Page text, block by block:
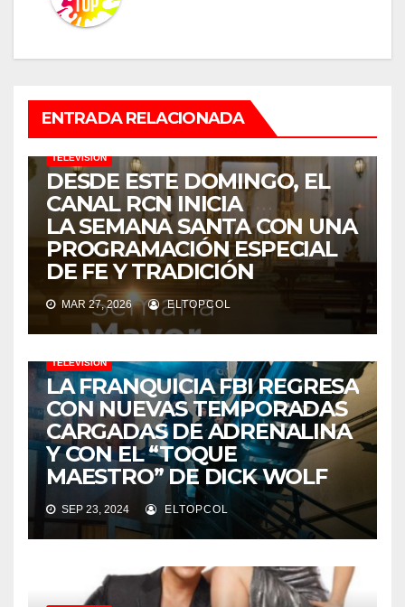
ENTRADA RELACIONADA
TELEVISIÓN
DESDE ESTE DOMINGO, EL
CANAL RCN INICIA
LA SEMANA SANTA CON UNA
PROGRAMACIÓN ESPECIAL
DE FE Y TRADICIÓN
MAR 27, 2026 ELTOPCOL
TELEVISIÓN
LA FRANQUICIA FBI REGRESA
CON NUEVAS TEMPORADAS
CARGADAS DE ADRENALINA
Y CON EL “TOQUE
MAESTRO” DE DICK WOLF
SEP 23, 2024 ELTOPCOL